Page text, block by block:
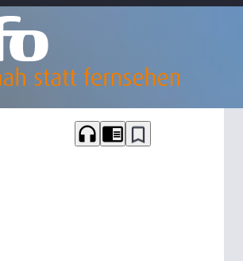
headphones chrome_reader_mode bookmark_border